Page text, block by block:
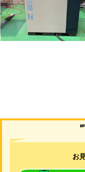
形 Z226AS3-R
年
お